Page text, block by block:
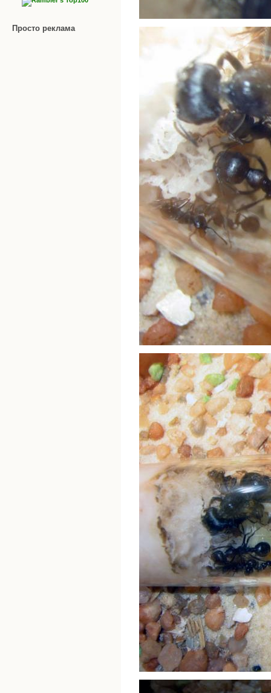
Просто реклама